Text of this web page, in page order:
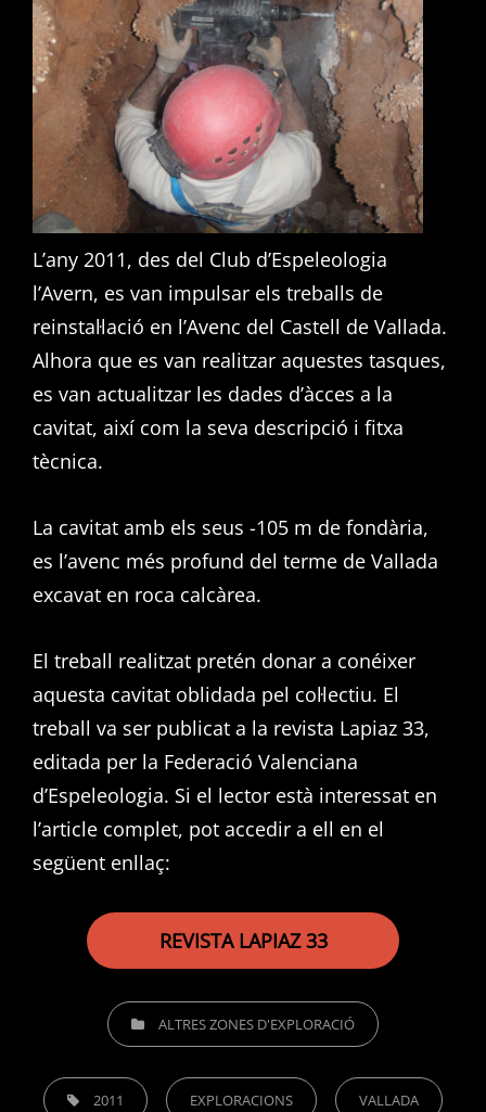
L’any 2011, des del Club d’Espeleologia
l’Avern, es van impulsar els treballs de
reinstal·lació en l’Avenc del Castell de Vallada.
Alhora que es van realitzar aquestes tasques,
es van actualitzar les dades d’àcces a la
cavitat, així com la seva descripció i fitxa
tècnica.
La cavitat amb els seus -105 m de fondària,
es l’avenc més profund del terme de Vallada
excavat en roca calcàrea.
El treball realitzat pretén donar a conéixer
aquesta cavitat oblidada pel col·lectiu. El
treball va ser publicat a la revista Lapiaz 33,
editada per la Federació Valenciana
d’Espeleologia. Si el lector està interessat en
l’article complet, pot accedir a ell en el
següent enllaç:
REVISTA LAPIAZ 33
CATEGORIESALTRES ZONES D'EXPLORACIÓ
TAGS, 2011 EXPLORACIONS VALLADA